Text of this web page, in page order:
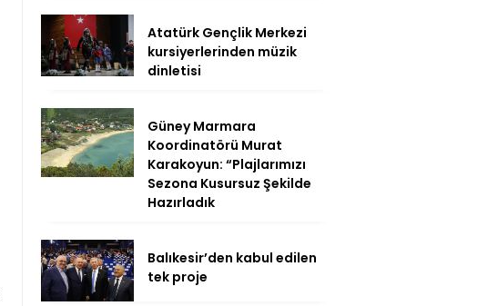
Atatürk Gençlik Merkezi
kursiyerlerinden müzik
dinletisi
Güney Marmara
Koordinatörü Murat
Karakoyun: “Plajlarımızı
Sezona Kusursuz Şekilde
Hazırladık
Balıkesir’den kabul edilen
tek proje